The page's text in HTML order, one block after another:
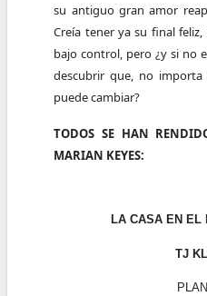
su antiguo gran amor
Creía tener ya su final
bajo control, pero ¿y si no
descubrir que, no
puede cambiar?
TODOS SE HAN
MARIAN KEYES:
LA CASA EN EL
TJ